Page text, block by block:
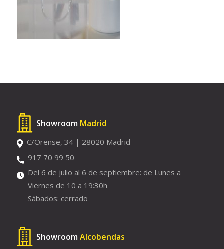
Showroom Madrid
C/Orense, 34 | 28020 Madrid
917 70 99 50
Del 6 de julio al 6 de septiembre: de Lunes a
Viernes de 10 a 19:30h
Sábados: cerrado
Showroom Alcobendas